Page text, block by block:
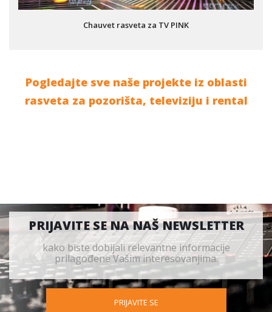
Chauvet rasveta za TV PINK
Pogledajte sve naše projekte iz oblasti
rasveta za pozorišta, televiziju i rental
PRIJAVITE SE NA NAŠ NEWSLETTER
kako biste dobijali relevantne informacije
prilagođene Vašim interesovanjima.
PRIJAVITE SE